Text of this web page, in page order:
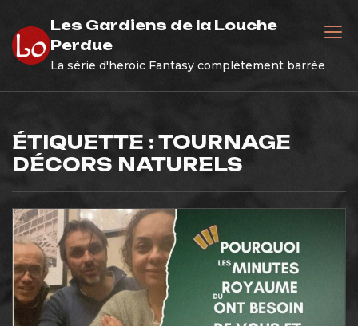
content
Les Gardiens de la Louche
Perdue
La série d'heroic Fantasy complètement barrée
ÉTIQUETTE : TOURNAGE
DÉCORS NATURELS